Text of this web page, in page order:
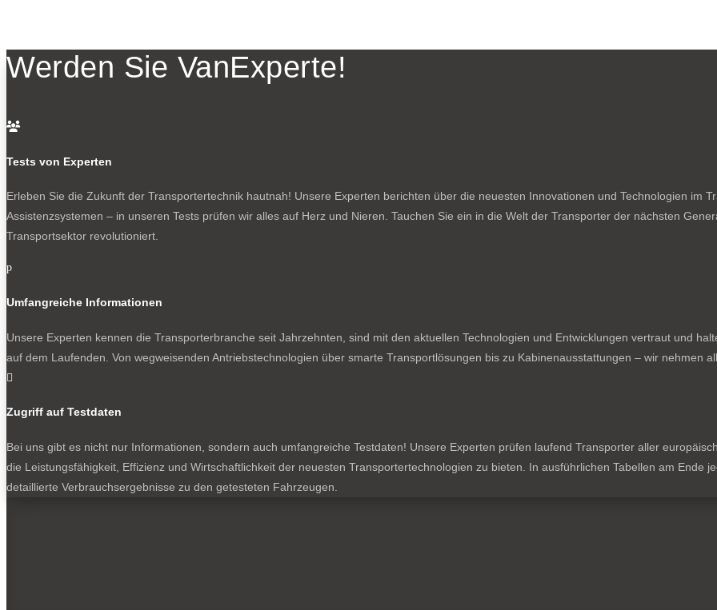
Werden Sie VanExperte!

Tests von Experten
Erleben Sie die Zukunft der Transportertechnik hautnah! Unsere Experten berichten über die neuesten Innovationen und Technologien im
Assistenzsystemen – in unseren Tests prüfen wir alles auf Herz und Nieren. Tauchen Sie ein in die Welt der Transporter der nächsten
Transportsektor revolutioniert.
p
Umfangreiche Informationen
Unsere Experten kennen die Transporterbranche seit Jahrzehnten, sind mit den aktuellen Technologien und Entwicklungen vertraut und
auf dem Laufenden. Von wegweisenden Antriebstechnologien über smarte Transportlösungen bis zu Kabinenausstattungen – wir nehmen

Zugriff auf Testdaten
Bei uns gibt es nicht nur Informationen, sondern auch umfangreiche Testdaten! Unsere Experten prüfen laufend Transporter aller
die Leistungsfähigkeit, Effizienz und Wirtschaftlichkeit der neuesten Transportertechnologien zu bieten. In ausführlichen Tabellen am Ende
detaillierte Verbrauchsergebnisse zu den getesteten Fahrzeugen.